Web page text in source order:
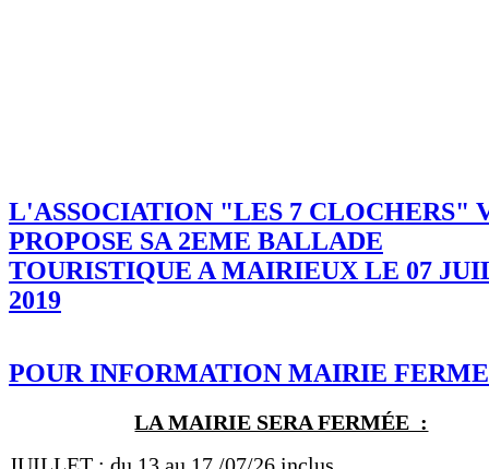
L'ASSOCIATION "LES 7 CLOCHERS"
PROPOSE SA 2EME BALLADE
TOURISTIQUE A MAIRIEUX LE 07
2019
POUR INFORMATION MAIRIE
LA MAIRIE SERA FERMÉE :